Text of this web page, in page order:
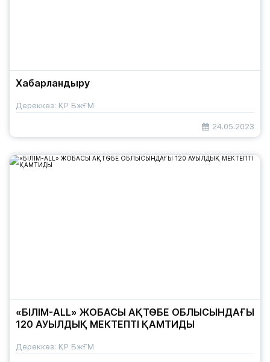
Хабарландыру
Дереккөз: ҚР БжҒМ
24.05.2023
«БІЛІМ-ALL» ЖОБАСЫ АҚТӨБЕ ОБЛЫСЫНДАҒЫ
120 АУЫЛДЫҚ МЕКТЕПТІ ҚАМТИДЫ
Дереккөз: ҚР БжҒМ